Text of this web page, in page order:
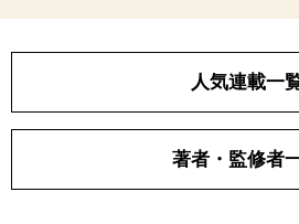
人気連載一
著者・監修者